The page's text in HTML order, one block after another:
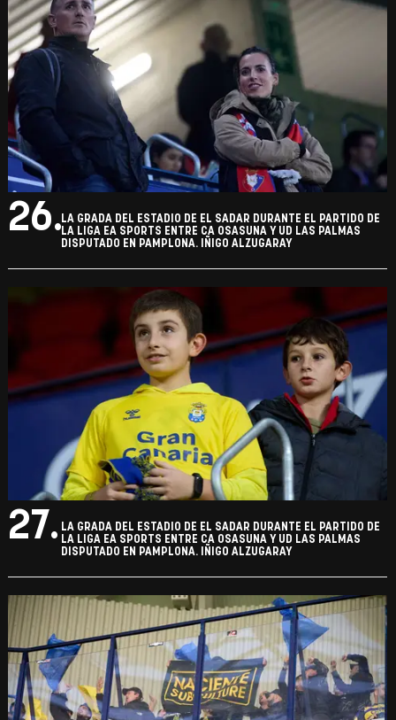
26.LA GRADA DEL ESTADIO DE EL SADAR DURANTE EL PARTIDO DE
LA LIGA EA SPORTS ENTRE CA OSASUNA Y UD LAS PALMAS
DISPUTADO EN PAMPLONA. IÑIGO ALZUGARAY
27. LA GRADA DEL ESTADIO DE EL SADAR DURANTE EL PARTIDO DE
LA LIGA EA SPORTS ENTRE CA OSASUNA Y UD LAS PALMAS
DISPUTADO EN PAMPLONA. IÑIGO ALZUGARAY